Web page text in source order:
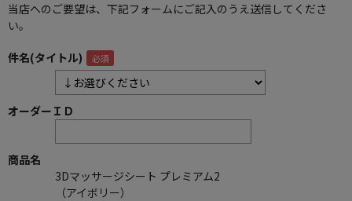
当店へのご要望は、下記フォームにご記入のうえ送信してくださ
い。
件名(タイトル)
オーダーＩＤ
商品名
3Dマッサージシート プレミアム2
（アイボリー）